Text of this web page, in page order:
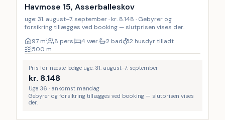
Havmose 15, Asserballeskov
uge: 31. august–7. september · kr. 8.148 · Gebyrer og
forsikring tillægges ved booking — slutprisen vises der.
97 m² 8 pers. 4 vær. 2 bad
2 husdyr tilladt
500 m
Pris for næste ledige uge: 31. august–7. september
kr. 8.148
Uge 36 · ankomst mandag
Gebyrer og forsikring tillægges ved booking — slutprisen vises
der.